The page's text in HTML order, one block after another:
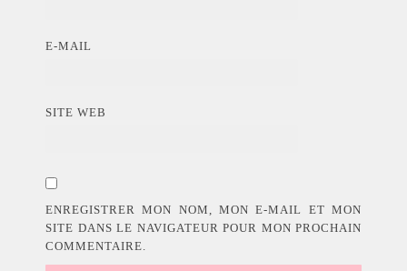
E-MAIL
SITE WEB
ENREGISTRER MON NOM, MON E-MAIL ET MON
SITE DANS LE NAVIGATEUR POUR MON PROCHAIN
COMMENTAIRE.